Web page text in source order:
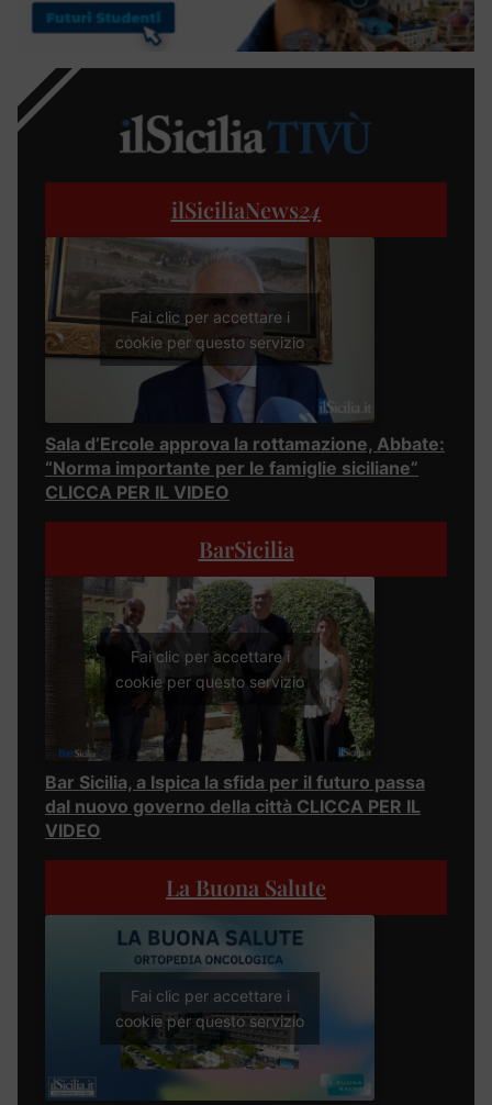
ilSiciliaNews24
Fai clic per accettare i
cookie per questo servizio
Sala d’Ercole approva la rottamazione, Abbate:
“Norma importante per le famiglie siciliane”
CLICCA PER IL VIDEO
BarSicilia
Fai clic per accettare i
cookie per questo servizio
Bar Sicilia, a Ispica la sfida per il futuro passa
dal nuovo governo della città CLICCA PER IL
VIDEO
La Buona Salute
Fai clic per accettare i
cookie per questo servizio